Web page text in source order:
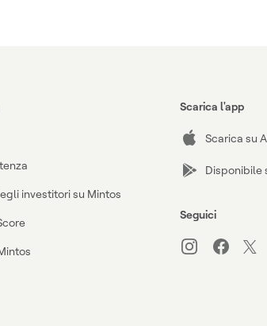
investitori su Mintos
Scarica l'app
Scarica su
Disponibile
Seguici